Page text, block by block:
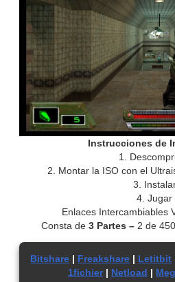
Instrucciones de
1.
2. Montar la ISO con el
3.
4. Jugar
Enlaces Intercambiables
Consta de 3 Partes – 2 de
Bitshare | Freakshare | Letitbit
1fichier| Netload |